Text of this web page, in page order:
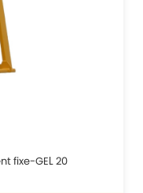
fixe-GEL 20